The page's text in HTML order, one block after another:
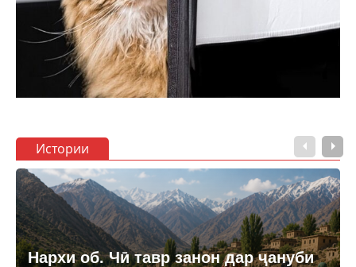
Истории
Нархи об. Чӣ тавр занон дар ҷануби